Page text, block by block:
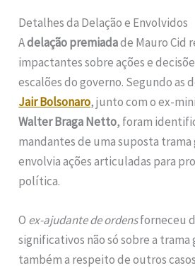
Detalhes da Delação e Envolvidos
Adelação premiadade Mauro Cid
impactantes sobre ações e
escalões do governo. Segundo as
Jair Bolsonaro, junto com o ex-
Walter Braga Netto, foram
mandantes de uma suposta
envolvia ações articuladas para
política.
O ex-ajudante de ordensforneceu
significativos não só sobre a trama
também a respeito de outros